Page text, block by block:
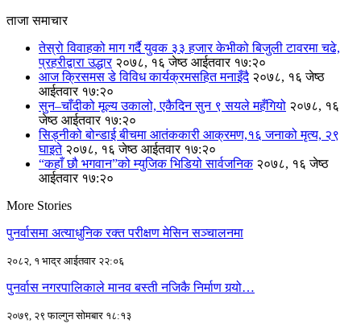
ताजा समाचार
तेस्रो विवाहको माग गर्दै युवक ३३ हजार केभीको बिजुली टावरमा चढे,
प्रहरीद्वारा उद्धार २०७८, १६ जेष्ठ आईतवार १७:२०
आज क्रिसमस डे विविध कार्यक्रमसहित मनाइँदै २०७८, १६ जेष्ठ
आईतवार १७:२०
सुन–चाँदीको मूल्य उकालो, एकैदिन सुन ९ सयले महँगियो २०७८, १६
जेष्ठ आईतवार १७:२०
सिड्नीको बोन्डाई बीचमा आतंककारी आक्रमण,१६ जनाको मृत्य, २९
घाइते २०७८, १६ जेष्ठ आईतवार १७:२०
“कहाँ छौ भगवान”को म्युजिक भिडियो सार्वजनिक २०७८, १६ जेष्ठ
आईतवार १७:२०
More Stories
पुनर्वासमा अत्याधुनिक रक्त परीक्षण मेसिन सञ्चालनमा
२०८२, १ भाद्र आईतवार २२:०६
पुनर्वास नगरपालिकाले मानव बस्ती नजिकै निर्माण गर्‍यो…
२०७९, २९ फाल्गुन सोमबार १८:१३